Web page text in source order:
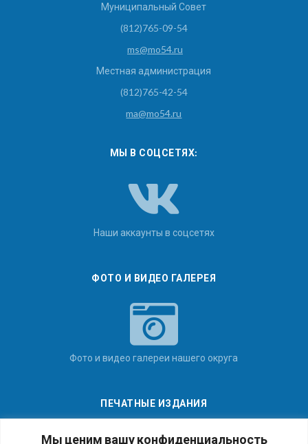
Мы ценим вашу конфиденциальность
Муниципальный Совет
(812)765-09-54
ms@mo54.ru
Местная администрация
(812)765-42-54
ma@mo54.ru
МЫ В СОЦСЕТЯХ:
Наши аккаунты в соцсетях
ФОТО И ВИДЕО ГАЛЕРЕЯ
Фото и видео галереи нашего округа
ПЕЧАТНЫЕ ИЗДАНИЯ